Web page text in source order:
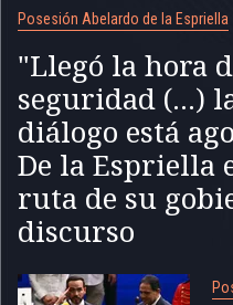
Posesión Abelardo de la Espriella
"Llegó la hora
seguridad (...)
diálogo está
De la Espriella
ruta de su
discurso